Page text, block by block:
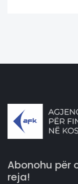
Abonohu për
reja!